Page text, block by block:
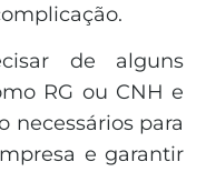
de alguns
RG ou CNH e
necessários para
e garantir